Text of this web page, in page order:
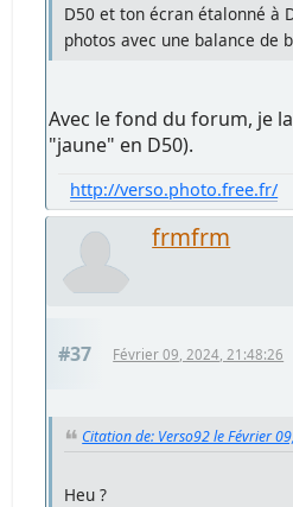
D50 et ton écran étalonné à
photos avec une balance de
Avec le fond du forum, je
"jaune" en D50).
http://verso.photo.free.fr/
frmfrm
#37 Février 09, 2024, 21:48:26
Citation de: Verso92 le Février
Heu ?